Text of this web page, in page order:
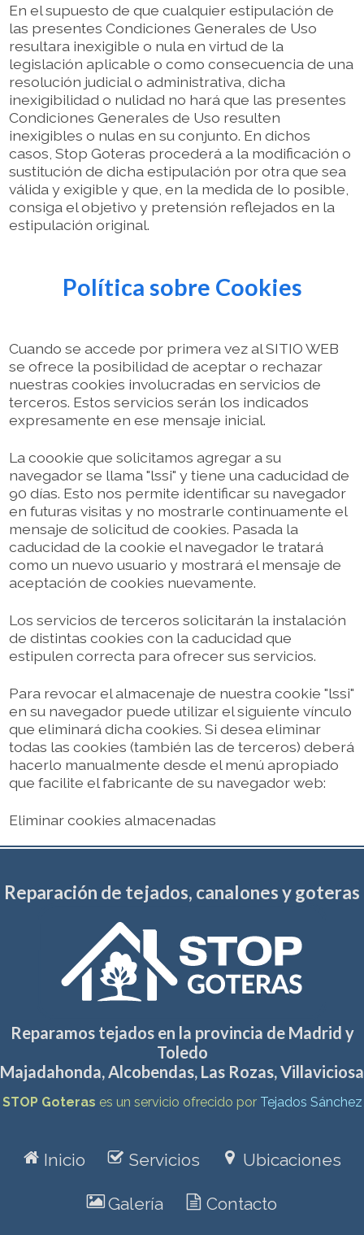
En el supuesto de que cualquier estipulación de
las presentes Condiciones Generales de Uso
resultara inexigible o nula en virtud de la
legislación aplicable o como consecuencia de una
resolución judicial o administrativa, dicha
inexigibilidad o nulidad no hará que las presentes
Condiciones Generales de Uso resulten
inexigibles o nulas en su conjunto. En dichos
casos, Stop Goteras procederá a la modificación o
sustitución de dicha estipulación por otra que sea
válida y exigible y que, en la medida de lo posible,
consiga el objetivo y pretensión reflejados en la
estipulación original.
Política sobre Cookies
Cuando se accede por primera vez al SITIO WEB
se ofrece la posibilidad de aceptar o rechazar
nuestras cookies involucradas en servicios de
terceros. Estos servicios serán los indicados
expresamente en ese mensaje inicial.
La coookie que solicitamos agregar a su
navegador se llama "lssi" y tiene una caducidad de
90 días. Esto nos permite identificar su navegador
en futuras visitas y no mostrarle continuamente el
mensaje de solicitud de cookies. Pasada la
caducidad de la cookie el navegador le tratará
como un nuevo usuario y mostrará el mensaje de
aceptación de cookies nuevamente.
Los servicios de terceros solicitarán la instalación
de distintas cookies con la caducidad que
estipulen correcta para ofrecer sus servicios.
Para revocar el almacenaje de nuestra cookie "lssi"
en su navegador puede utilizar el siguiente vínculo
que eliminará dicha cookies. Si desea eliminar
todas las cookies (también las de terceros) deberá
hacerlo manualmente desde el menú apropiado
que facilite el fabricante de su navegador web:
Eliminar cookies almacenadas
Reparación de tejados, canalones y goteras
Reparamos tejados en la provincia de Madrid y
Toledo
Majadahonda, Alcobendas, Las Rozas,Villaviciosa
STOP Goteras es un servicio ofrecido por Tejados Sánchez
r Inicio f Servicios v Ubicaciones
zGalería o Contacto